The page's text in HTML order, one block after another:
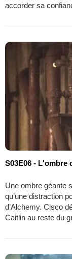
accorder sa
S03E06 - L'ombre
Une ombre géante
qu’une distraction
d’Alchemy. Cisco
Caitlin au reste du